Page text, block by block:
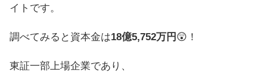
イトです。
調べてみると資本金は18億5,752万円 😲！
東証一部上場企業であり、